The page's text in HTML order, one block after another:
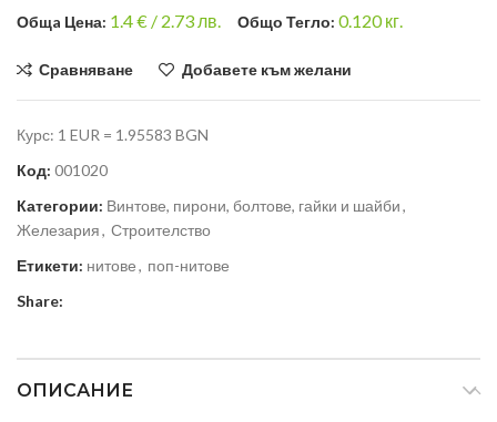
Общa Цена: 1.4€ / 2.73 лв. Общо Тегло: 0.120кг.
Сравняване Добавете към желани
Курс: 1 EUR = 1.95583 BGN
Код: 001020
Категории: Винтове, пирони, болтове, гайки и шайби,
Железария, Строителство
Етикети: нитове, поп-нитове
Share:
ОПИСАНИЕ